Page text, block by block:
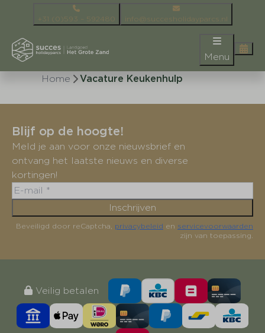
+31 (0)593 – 592480 info@succesholidayparcs.nl
Menu
Home
Vacature Keukenhulp
Blijf op de hoogte!
Meld je aan voor onze nieuwsbrief en
ontvang het laatste nieuws en diverse
kortingen!
Inschrijven
Beveiligd door reCaptcha, privacybeleid en servicevoorwaarden
zijn van toepassing.
Veilig betalen